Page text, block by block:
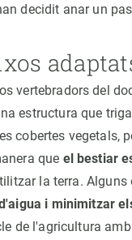
decidit anar un
vertebradors del
estructura que
cobertes vegetals,
que el bestiar
la terra.
i minimitzar
de l'agricultura